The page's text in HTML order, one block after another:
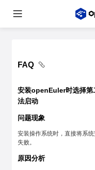
FAQ
安装openEuler时选择第
法启动
问题现象
安装操作系统时，直接将系
失败。
原因分析